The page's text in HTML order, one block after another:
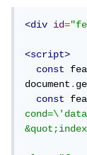
<div id=
<script>
const
document.
const